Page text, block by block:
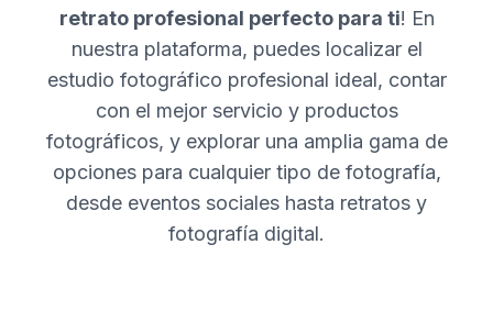
retrato profesional perfecto para ti! En
nuestra plataforma, puedes localizar el
estudio fotográfico profesional ideal, contar
con el mejor servicio y productos
fotográficos, y explorar una amplia gama de
opciones para cualquier tipo de fotografía,
desde eventos sociales hasta retratos y
fotografía digital.